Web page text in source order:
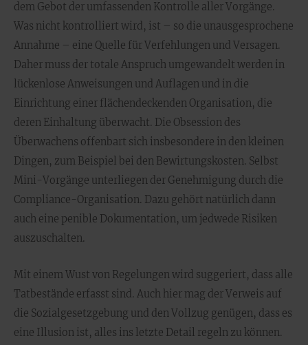
dem Gebot der umfassenden Kontrolle aller Vorgänge.
Was nicht kontrolliert wird, ist – so die unausgesprochene
Annahme – eine Quelle für Verfehlungen und Versagen.
Daher muss der totale Anspruch umgewandelt werden in
lückenlose Anweisungen und Auflagen und in die
Einrichtung einer flächendeckenden Organisation, die
deren Einhaltung überwacht. Die Obsession des
Überwachens offenbart sich insbesondere in den kleinen
Dingen, zum Beispiel bei den Bewirtungskosten. Selbst
Mini-Vorgänge unterliegen der Genehmigung durch die
Compliance-Organisation. Dazu gehört natürlich dann
auch eine penible Dokumentation, um jedwede Risiken
auszuschalten.
Mit einem Wust von Regelungen wird suggeriert, dass alle
Tatbestände erfasst sind. Auch hier mag der Verweis auf
die Sozialgesetzgebung und den Vollzug genügen, dass es
eine Illusion ist, alles ins letzte Detail regeln zu können.